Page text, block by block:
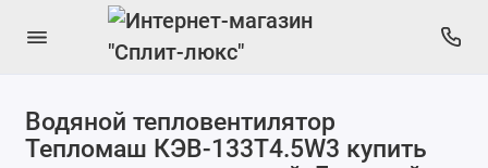
Водяной тепловентилятор
Тепломаш КЭВ-133Т4.5W3 купить